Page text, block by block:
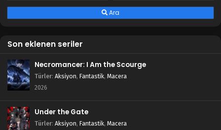
Ara
Son eklenen seriler
Necromancer: I Am the Scourge
Türler: Aksiyon, Fantastik, Macera
2026
Under the Gate
Türler: Aksiyon, Fantastik, Macera